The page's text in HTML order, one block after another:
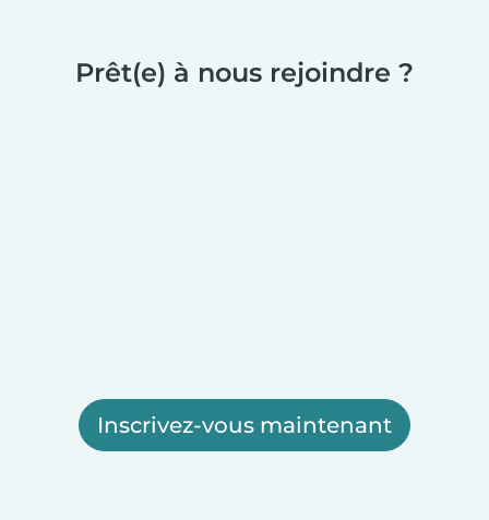
Prêt(e) à nous rejoindre ?
Inscrivez-vous maintenant